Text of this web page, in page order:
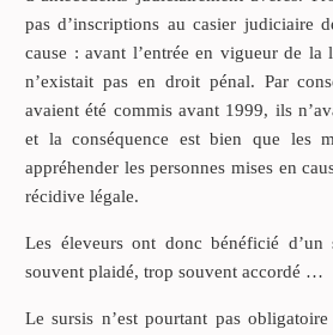
pas d’inscriptions au casier judiciaire
cause : avant l’entrée en vigueur de
n’existait pas en droit pénal. Par
avaient été commis avant 1999, ils
et la conséquence est bien que les
appréhender les personnes mises en
récidive légale.
Les éleveurs ont donc bénéficié
souvent plaidé, trop souvent accordé …
Le sursis n’est pourtant pas